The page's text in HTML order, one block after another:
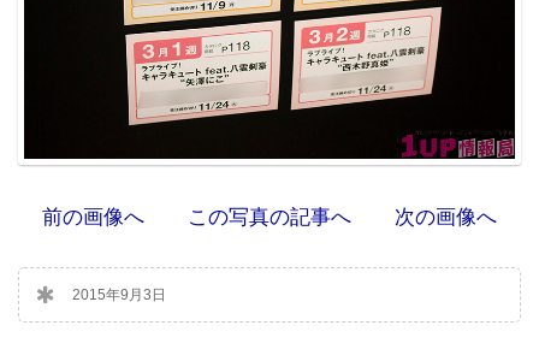
前の画像へ この写真の記事へ 次の画像へ
2015年9月3日